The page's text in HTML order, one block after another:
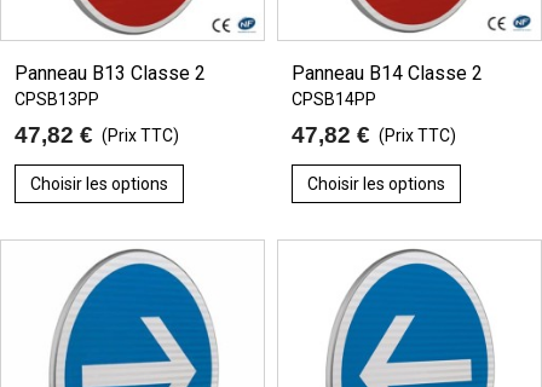
Panneau B13 Classe 2
CPSB13PP
47,82 € (Prix TTC)
Choisir les options
Panneau B14 Classe 2
CPSB14PP
47,82 € (Prix TTC)
Choisir les options